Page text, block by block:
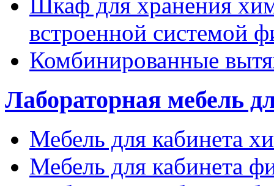
встроенной
Комбинированные
Лабораторная мебель
Мебель для кабинета
Мебель для кабинета